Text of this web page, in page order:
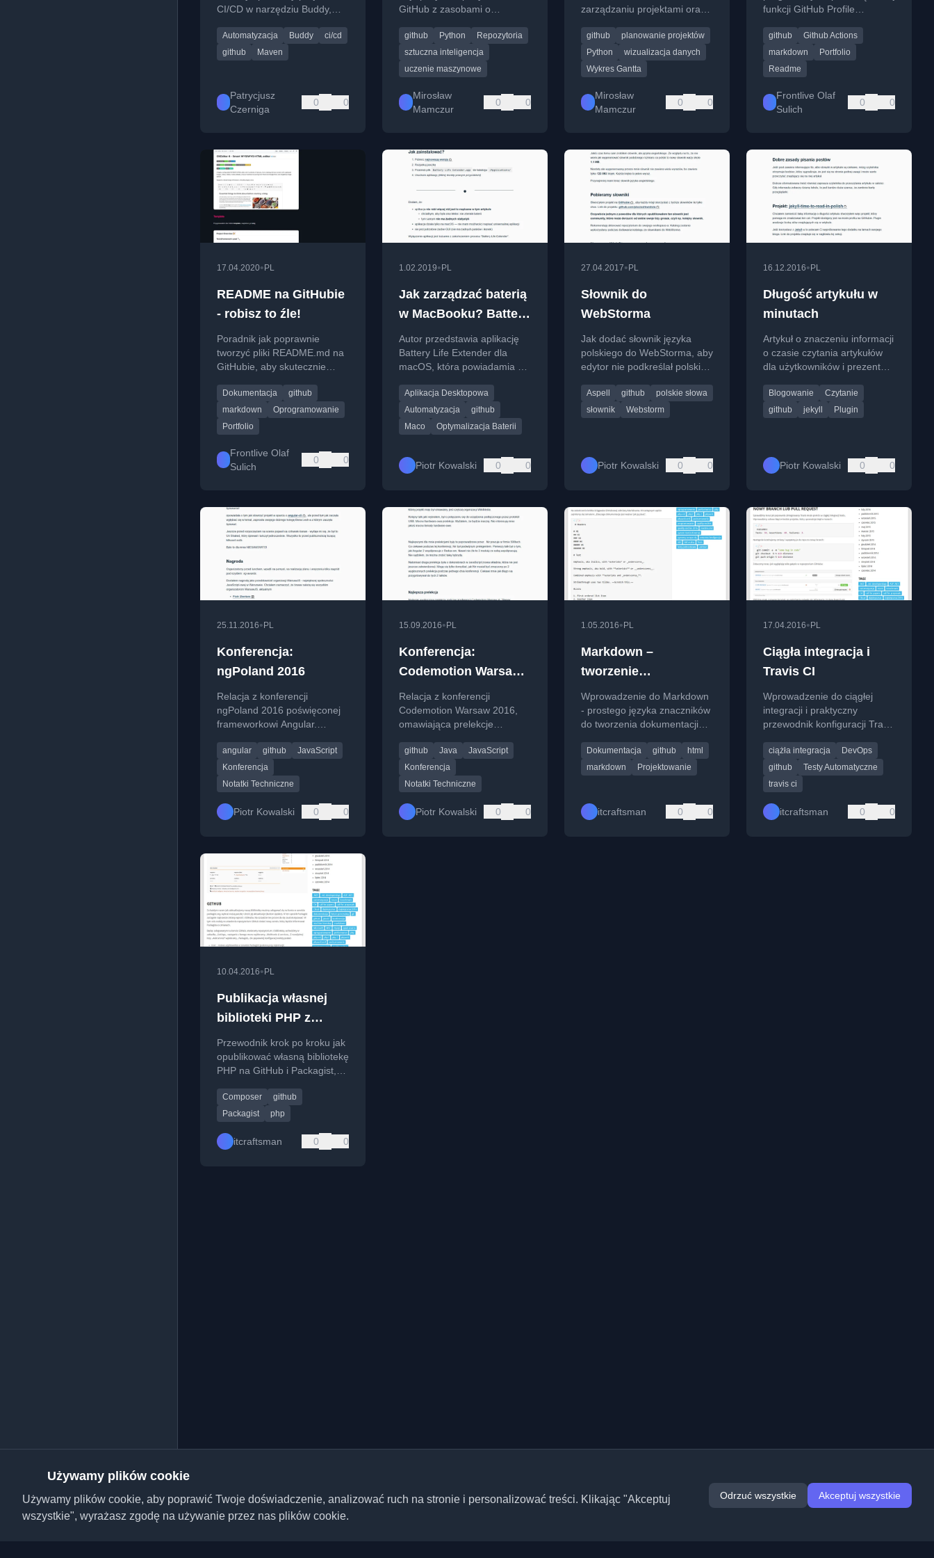
CI/CD w narzędziu Buddy,
Java z Mavenem.
Automatyzacja Buddy
ci/cd
github
Maven
Patrycjusz
Czerniga
0 0
GitHub z zasobami o
maszynowym i głębokim
uczeniu.
github Python
Repozytoria
sztuczna inteligencja
uczenie maszynowe
Mirosław
Mamczur
0 0
zarządzaniu projektami oraz
w Pythonie przy użyciu
biblioteki Plotly.
github
planowanie projektów
Python
wizualizacja danych
Wykres Gantta
Mirosław
Mamczur
0 0
funkcji GitHub Profile
inspiracjami.
github
Github Actions
markdown
Portfolio
Readme
Frontlive Olaf
Sulich
0 0
17.04.2020• PL
README na GitHubie
- robisz to źle!
Poradnik jak poprawnie
tworzyć pliki README.md na
GitHubie, aby skutecznie
programistyczne.
Dokumentacja
github
markdown
Oprogramowanie
Portfolio
Frontlive Olaf
Sulich
0 0
1.02.2019• PL
Jak zarządzać baterią
w MacBooku? Battery
Life Extender
Autor przedstawia aplikację
Battery Life Extender dla
macOS, która powiadamia o
odłączenia ładowania baterii
MacBooka.
Aplikacja Desktopowa
Automatyzacja
github
Maco
Optymalizacja Baterii
Piotr Kowalski 0 0
27.04.2017• PL
Słownik do
WebStorma
Jak dodać słownik języka
polskiego do WebStorma, aby
edytor nie podkreślał polskich
jakość kodu.
Aspell github
polskie słowa
słownik
Webstorm
Piotr Kowalski 0 0
16.12.2016• PL
Długość artykułu w
minutach
Artykuł o znaczeniu informacji
o czasie czytania artykułów
dla użytkowników i prezentacji
wyświetlania.
Blogowanie
Czytanie
github
jekyll Plugin
Piotr Kowalski 0 0
25.11.2016• PL
Konferencja:
ngPoland 2016
Relacja z konferencji
ngPoland 2016 poświęconej
frameworkowi Angular.
organizacji i tematów
prelekcji.
angular github
JavaScript
Konferencja
Notatki Techniczne
Piotr Kowalski 0 0
15.09.2016• PL
Konferencja:
Codemotion Warsaw
2016
Relacja z konferencji
Codemotion Warsaw 2016,
omawiająca prelekcje
organizacyjne z wydarzenia.
github Java
JavaScript
Konferencja
Notatki Techniczne
Piotr Kowalski 0 0
1.05.2016• PL
Markdown –
tworzenie
dokumentacji
projektu
Wprowadzenie do Markdown
- prostego języka znaczników
do tworzenia dokumentacji
zalety i podstawową składnię.
Dokumentacja github
html
markdown
Projektowanie
itcraftsman 0 0
17.04.2016• PL
Ciągła integracja i
Travis CI
Wprowadzenie do ciągłej
integracji i praktyczny
przewodnik konfiguracji Travis
programistycznych.
ciążła integracja
DevOps
github
Testy Automatyczne
travis ci
itcraftsman 0 0
10.04.2016• PL
Publikacja własnej
biblioteki PHP z
użyciem GitHub i
Composer
Przewodnik krok po kroku jak
opublikować własną bibliotekę
PHP na GitHub i Packagist,
Composer.
Composer
github
Packagist
php
itcraftsman 0 0
Używamy plików cookie
Używamy plików cookie, aby poprawić Twoje doświadczenie, analizować ruch na stronie i personalizować treści. Klikając "Akceptuj
wszystkie", wyrażasz zgodę na używanie przez nas plików cookie.
Odrzuć wszystkie Akceptuj wszystkie